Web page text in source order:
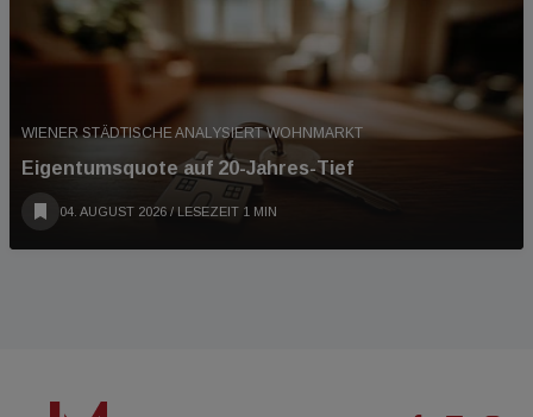
WIENER STÄDTISCHE ANALYSIERT WOHNMARKT
Eigentumsquote auf 20-Jahres-Tief
04. AUGUST 2026 / LESEZEIT 1 MIN